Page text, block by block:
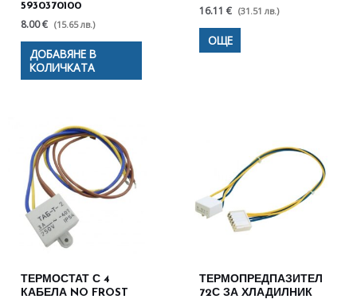
5930370100
8.00 € (15.65 лв.)
ДОБАВЯНЕ В
КОЛИЧКАТА
16.11 € (31.51 лв.)
ОЩЕ
ТЕРМОСТАТ С 4
КАБЕЛА NO FROST
ТЕРМОПРЕДПАЗИТЕЛ
72С ЗА ХЛАДИЛНИК